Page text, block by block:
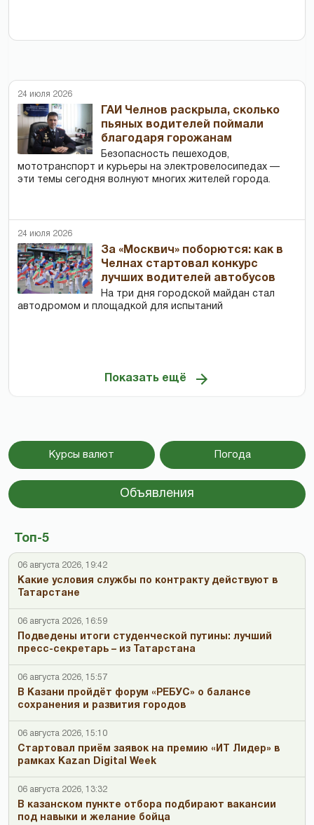
24 июля 2026
ГАИ Челнов раскрыла, сколько
пьяных водителей поймали
благодаря горожанам
Безопасность пешеходов,
мототранспорт и курьеры на электровелосипедах —
эти темы сегодня волнуют многих жителей города.
24 июля 2026
За «Москвич» поборются: как в
Челнах стартовал конкурс
лучших водителей автобусов
На три дня городской майдан стал
автодромом и площадкой для испытаний
Показать ещё
Курсы валют Погода
Объявления
Топ-5
06 августа 2026, 19:42
Какие условия службы по контракту действуют в
Татарстане
06 августа 2026, 16:59
Подведены итоги студенческой путины: лучший
пресс-секретарь – из Татарстана
06 августа 2026, 15:57
В Казани пройдёт форум «РЕБУС» о балансе
сохранения и развития городов
06 августа 2026, 15:10
Стартовал приём заявок на премию «ИТ Лидер» в
рамках Kazan Digital Week
06 августа 2026, 13:32
В казанском пункте отбора подбирают вакансии
под навыки и желание бойца